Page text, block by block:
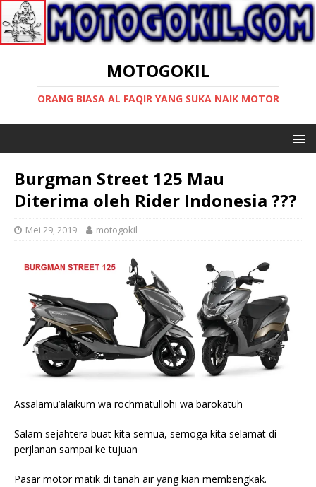
MOTOGOKIL
ORANG BIASA AL FAQIR YANG SUKA NAIK MOTOR
Burgman Street 125 Mau
Diterima oleh Rider Indonesia ???
Mei 29, 2019 motogokil
Assalamu’alaikum wa rochmatullohi wa barokatuh
Salam sejahtera buat kita semua, semoga kita selamat di
perjlanan sampai ke tujuan
Pasar motor matik di tanah air yang kian membengkak.